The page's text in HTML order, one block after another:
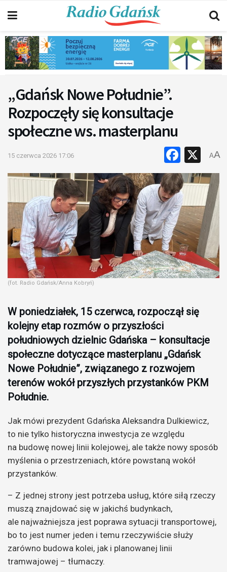
„Gdańsk Nowe Południe”.
Rozpoczęły się konsultacje
społeczne ws. masterplanu
15 czerwca 2026 17:06 X
AA
(fot. Radio Gdańsk/Anna Kobryń)
W poniedziałek, 15 czerwca, rozpoczął się
kolejny etap rozmów o przyszłości
południowych dzielnic Gdańska – konsultacje
społeczne dotyczące masterplanu „Gdańsk
Nowe Południe”, związanego z rozwojem
terenów wokół przyszłych przystanków PKM
Południe.
Jak mówi prezydent Gdańska Aleksandra Dulkiewicz,
to nie tylko historyczna inwestycja ze względu
na budowę nowej linii kolejowej, ale także nowy sposób
myślenia o przestrzeniach, które powstaną wokół
przystanków.
– Z jednej strony jest potrzeba usług, które siłą rzeczy
muszą znajdować się w jakichś budynkach,
ale najważniejsza jest poprawa sytuacji transportowej,
bo to jest numer jeden i temu rzeczywiście służy
zarówno budowa kolei, jak i planowanej linii
tramwajowej – tłumaczy.